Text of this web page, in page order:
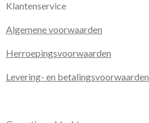
Klantenservice
Algemene voorwaarden
Herroepingsvoorwaarden
Levering- en betalingsvoorwaarden